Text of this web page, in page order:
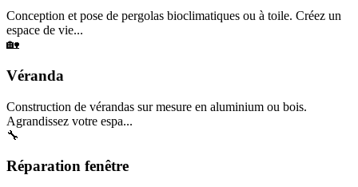
Conception et pose de pergolas bioclimatiques ou à toile. Créez un
espace de vie...
🏡
Véranda
Construction de vérandas sur mesure en aluminium ou bois.
Agrandissez votre espa...
🔧
Réparation fenêtre